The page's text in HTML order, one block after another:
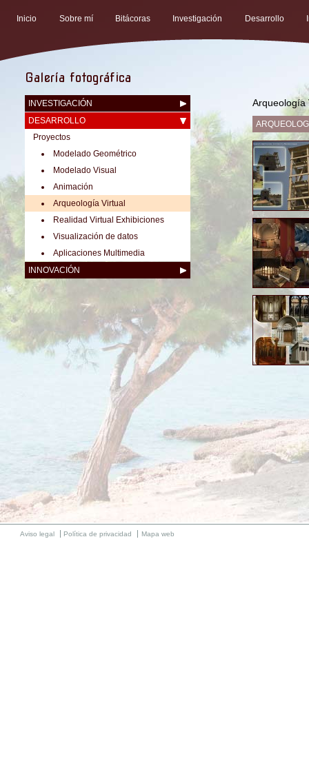
Inicio Sobre mí Bitácoras Investigación Desarrollo
Galería fotográfica
INVESTIGACIÓN
DESARROLLO
Proyectos
Modelado Geométrico
Modelado Visual
Animación
Arqueologí­a Virtual
Realidad Virtual Exhibiciones
Visualización de datos
Aplicaciones Multimedia
INNOVACIÓN
Arqueologí­a
Aviso legal Política de privacidad Mapa web